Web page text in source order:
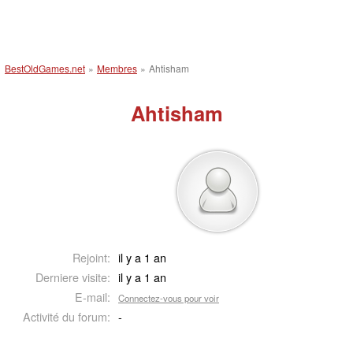
BestOldGames.net » Membres » Ahtisham
Ahtisham
Rejoint: il y a 1 an
Derniere visite: il y a 1 an
E-mail:
Connectez-vous pour voir
Activité du forum: -